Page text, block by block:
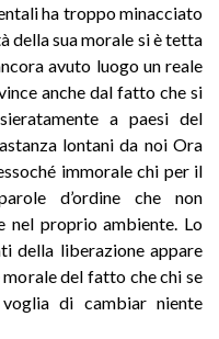
ha troppo minacciato
della sua morale si è tetta
avuto luogo un reale
anche dal fatto che si
a paesi del
lontani da noi Ora
immorale chi per il
d’ordine che non
nel proprio ambiente. Lo
della liberazione appare
del fatto che chi se
di cambiar niente